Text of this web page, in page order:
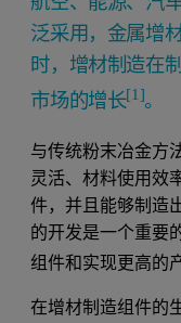
泛采用，金属增
时，增材制造在
市场的增长[1]。
与传统粉末冶金方
灵活、材料使用效
件，并且能够制造
的开发是一个重要
组件和实现更高的
在增材制造组件的